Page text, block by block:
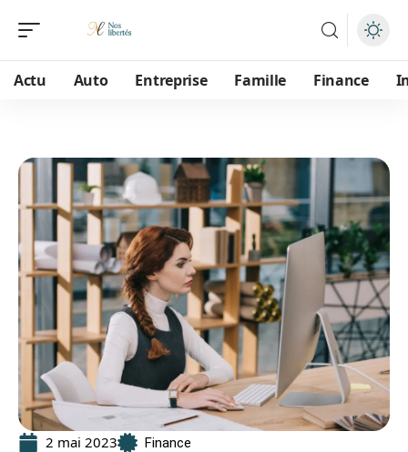
Actu Auto Entreprise Famille Finance
2 mai 2023 Finance